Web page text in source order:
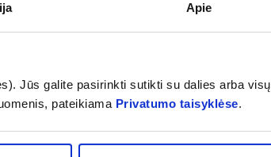
Apie
Jūs galite pasirinkti sutikti su dalies arba visų
pateikiama Privatumo taisyklėse.